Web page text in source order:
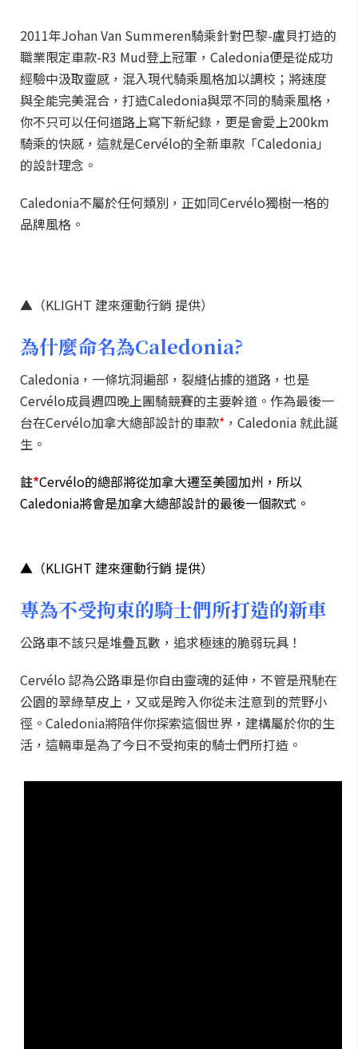
2011年Johan Van Summeren騎乘針對巴黎-盧貝打造的
職業限定車款-R3 Mud登上冠軍，Caledonia便是從成功
經驗中汲取靈感，混入現代騎乘風格加以調校；將速度
與全能完美混合，打造Caledonia與眾不同的騎乘風格，
你不只可以任何道路上寫下新紀錄，更是會愛上200km
騎乘的快感，這就是Cervélo的全新車款「Caledonia」
的設計理念。
Caledonia不屬於任何類別，正如同Cervélo獨樹一格的
品牌風格。
▲（KLIGHT 建來運動行銷 提供）
為什麼命名為Caledonia?
Caledonia，一條坑洞遍部，裂縫佔據的道路，也是
Cervélo成員週四晚上團騎競賽的主要幹道。作為最後一
台在Cervélo加拿大總部設計的車款* ，Caledonia 就此誕
生。
註*Cervélo的總部將從加拿大遷至美國加州，所以
Caledonia將會是加拿大總部設計的最後一個款式。
▲（KLIGHT 建來運動行銷 提供）
專為不受拘束的騎士們所打造的新車
公路車不該只是堆疊瓦數，追求極速的脆弱玩具！
Cervélo 認為公路車是你自由靈魂的延伸，不管是飛馳在
公園的翠綠草皮上，又或是跨入你從未注意到的荒野小
徑。Caledonia將陪伴你探索這個世界，建構屬於你的生
活，這輛車是為了今日不受拘束的騎士們所打造。